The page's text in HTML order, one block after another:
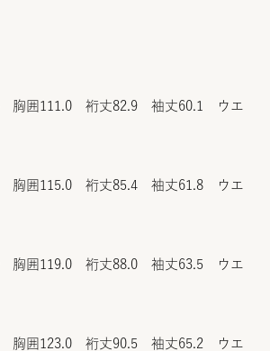
胸囲111.0 裄丈82.9 袖丈60.1 ウエ
胸囲115.0 裄丈85.4 袖丈61.8 ウエ
胸囲119.0 裄丈88.0 袖丈63.5 ウエ
胸囲123.0 裄丈90.5 袖丈65.2 ウエ